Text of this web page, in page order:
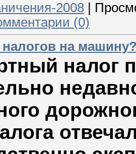
2008
(0)
налогов на
налог